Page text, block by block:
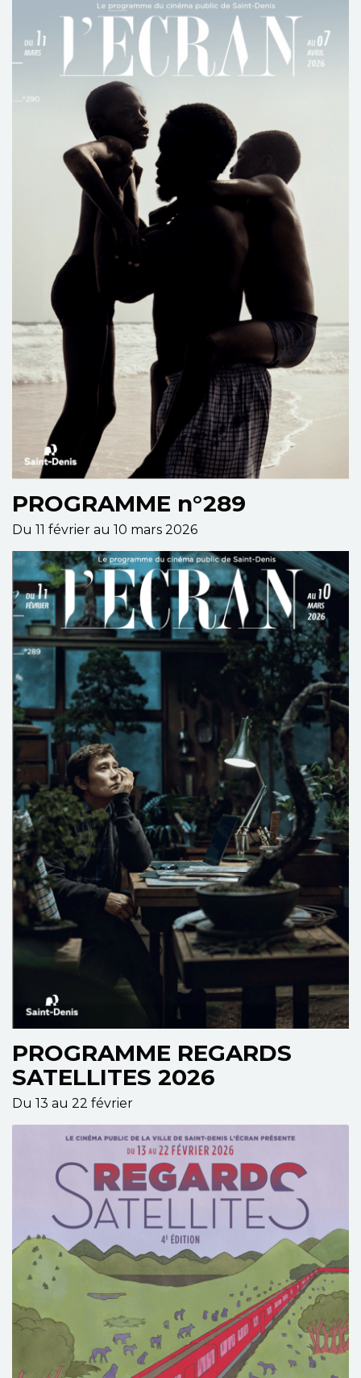
PROGRAMME n°289
Du 11 février au 10 mars 2026
PROGRAMME REGARDS
SATELLITES 2026
Du 13 au 22 février